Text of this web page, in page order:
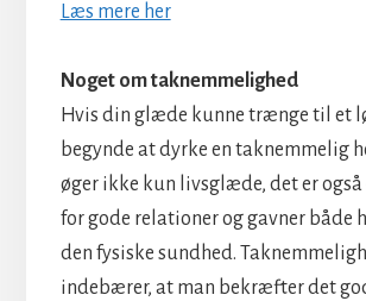
Læs mere her
Noget om taknemmelighed
Hvis din glæde kunne trænge til et
begynde at dyrke en taknemmelig
øger ikke kun livsglæde, det er også
for gode relationer og gavner både
den fysiske sundhed.
indebærer, at man bekræfter det